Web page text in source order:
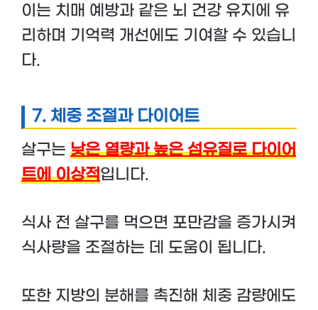
이는 치매 예방과 같은 뇌 건강 유지에 유
리하며 기억력 개선에도 기여할 수 있습니
다.
7. 체중 조절과 다이어트
살구는 낮은 열량과 높은 섬유질로 다이어
트에 이상적입니다.
식사 전 살구를 먹으면 포만감을 증가시켜
식사량을 조절하는 데 도움이 됩니다.
또한 지방의 분해를 촉진해 체중 감량에도